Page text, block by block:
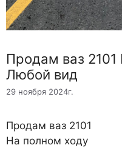
Продам ваз
Любой вид
29 ноября 2024г.
Продам ваз 2101
На полном ходу